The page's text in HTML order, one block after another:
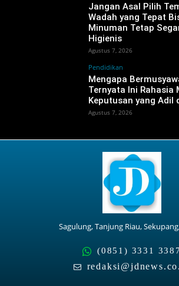
Jangan Asal Pilih
Wadah yang Tepat
Minuman Tetap
Higienis
Agustus 7, 2026
Pendidikan
Mengapa
Ternyata Ini Rahasia
Keputusan yang Adil
Agustus 7, 2026
Sagulung, Tanjung Riau,
(0851) 3331 3387